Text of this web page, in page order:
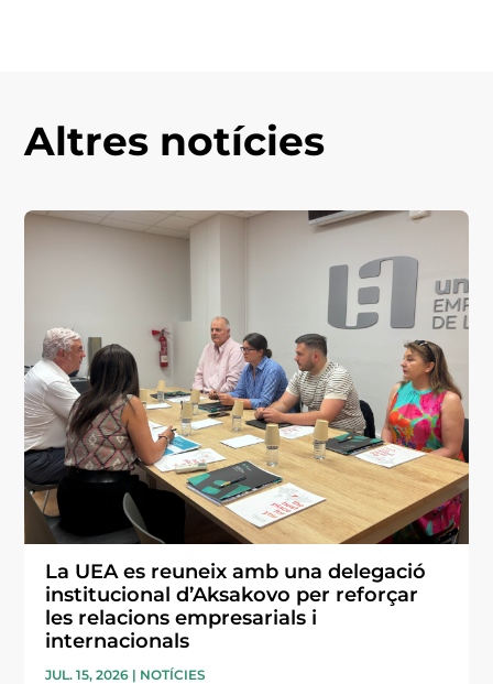
Altres notícies
La UEA es reuneix amb una delegació
institucional d’Aksakovo per reforçar
les relacions empresarials i
internacionals
JUL. 15, 2026 | NOTÍCIES